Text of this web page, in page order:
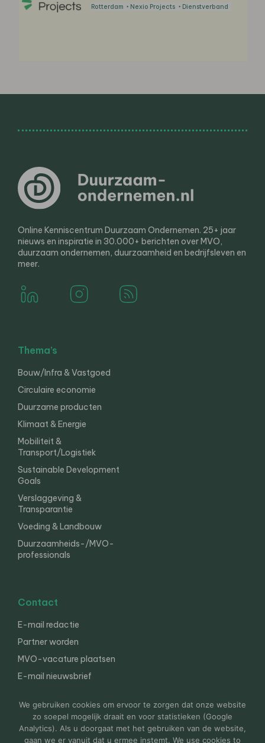
Rotterdam Nexio Projects Dienstverband
Online Kenniscentrum Duurzaam Ondernemen. 25+ jaar
nieuws en inspiratie in 30.000+ berichten over MVO,
duurzaam ondernemen, duurzaamheid en bedrijfsleven en
meer.
Thema’s
Bouw/Infra & Vastgoed
Circulaire economie
Duurzame producten
Klimaat & Energie
Mobiliteit &
Transport/Logistiek
Sustainable Development
Goals
Verslaggeving &
Transparantie
Voeding & Landbouw
Duurzaamheids-/MVO-
professionals
Contact
E-mail redactie
Partner worden
MVO-vacature plaatsen
E-mail nieuwsbrief
© 2000-2026 Van der Molen EIS Colofon Disclaimer
We gebruiken cookies om ervoor te zorgen dat onze website
zo soepel mogelijk draait en voor statistieken (Google
Analytics). Als u doorgaat met het gebruiken van de website,
gaan we er vanuit dat u ermee instemt. We use cookies to